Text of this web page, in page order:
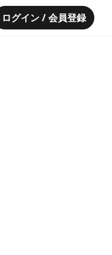
ログイン / 会員登録